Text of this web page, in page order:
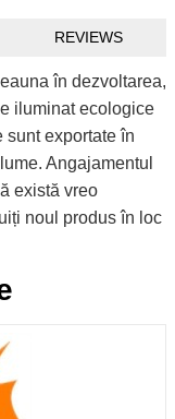
REVIEWS
în dezvoltarea,
iluminat ecologice
exportate în
Angajamentul
există vreo
noul produs în loc